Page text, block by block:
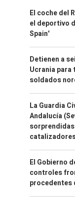
El coche del
el deportivo
Spain'
Detienen a
Ucrania
soldados
La Guardia
Andalucía
El Gobierno
controles
procedentes